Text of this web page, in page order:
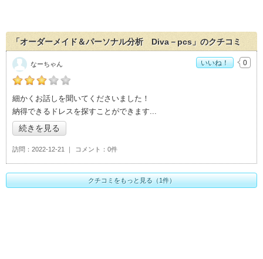
「オーダーメイド＆パーソナル分析 Diva－pcs」のクチコミ
の「オーダーメイド＆パーソナル分析 Diva－pcs」おすすめ
度：3
細かくお話しを聞いてくださいました！
納得できるドレスを探すことができます
続きを見る
訪問 2022-12-21 コメント 0件
なーちゃん いいね！ 0
クチコミをもっと見る（1件）